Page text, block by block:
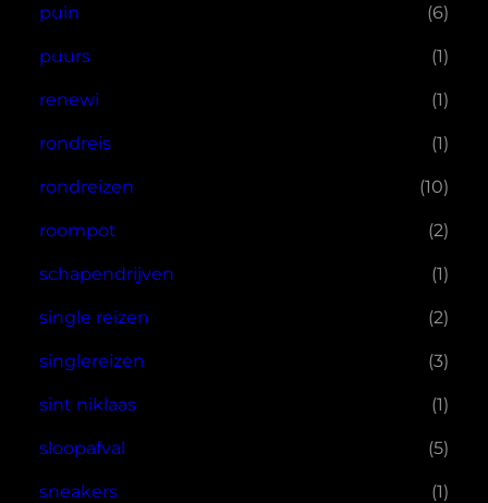
puin (6)
puurs (1)
renewi (1)
rondreis (1)
rondreizen (10)
roompot (2)
schapendrijven (1)
single reizen (2)
singlereizen (3)
sint niklaas (1)
sloopafval (5)
sneakers (1)